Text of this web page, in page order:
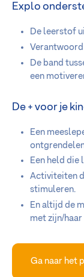
Explo
De leerstof
De band
een
De + voor je
Een
Een held die
Activiteiten
stimuleren.
En altijd de
met zijn/
Ga naar het